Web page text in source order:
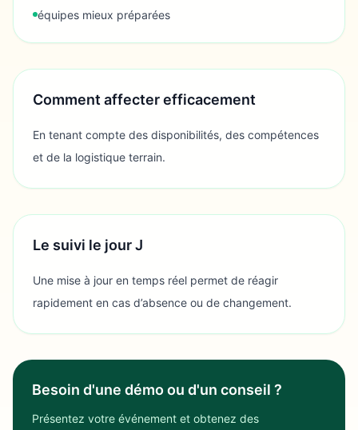
équipes mieux préparées
Comment affecter efficacement
En tenant compte des disponibilités, des compétences
et de la logistique terrain.
Le suivi le jour J
Une mise à jour en temps réel permet de réagir
rapidement en cas d’absence ou de changement.
Besoin d'une démo ou d'un conseil ?
Présentez votre événement et obtenez des